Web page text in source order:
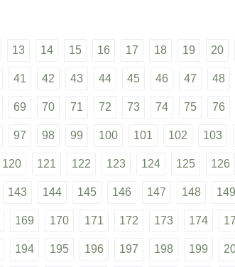
13 14 15 16 17 18 19 20
41 42 43 44 45 46 47 48
69 70 71 72 73 74 75 76
97 98 99 100 101 102 103
120 121 122 123 124 125 126
143 144 145 146 147 148 149
169 170 171 172 173 174
194 195 196 197 198 199